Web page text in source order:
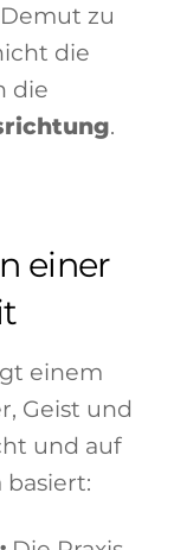
zu
die
die
.
einer
einem
Geist und
und auf
basiert: